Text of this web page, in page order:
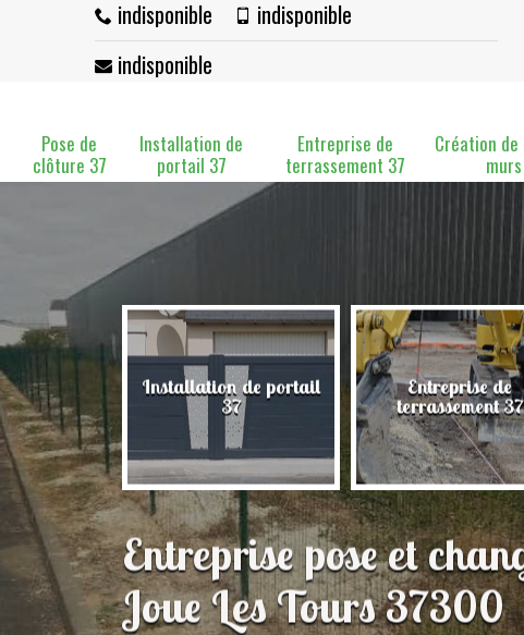
indisponible
indisponible
indisponible
Pose de
clôture 37
Installation de
portail 37
Entreprise de
terrassement 37
Création
37 Installation de portail
37
Entreprise de
terrassement 37
Entreprise pose et
Joue Les Tours 37300